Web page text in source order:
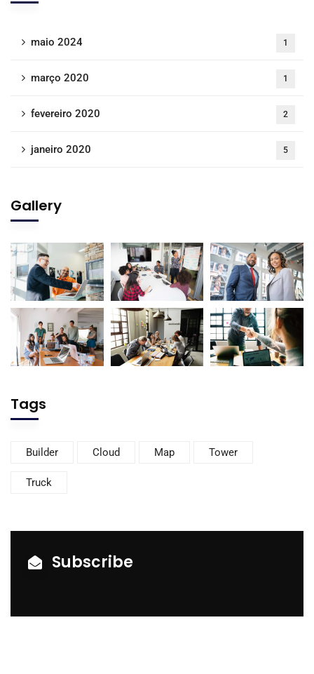
maio 2024 1
março 2020 1
fevereiro 2020 2
janeiro 2020 5
Gallery
Tags
Builder Cloud Map Tower
Truck
Subscribe